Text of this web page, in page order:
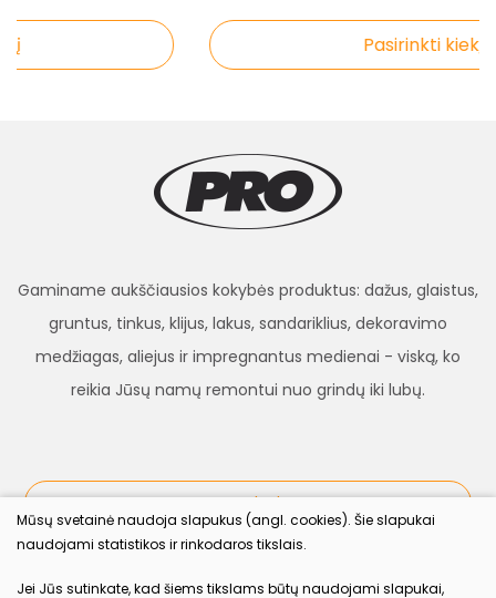
Pasirinkti kiekį
Gaminame aukščiausios kokybės produktus: dažus, glaistus,
gruntus, tinkus, klijus, lakus, sandariklius, dekoravimo
medžiagas, aliejus ir impregnantus medienai - viską, ko
reikia Jūsų namų remontui nuo grindų iki lubų.
procolor.lt
Mūsų svetainė naudoja slapukus (angl. cookies). Šie slapukai
naudojami statistikos ir rinkodaros tikslais.
Jei Jūs sutinkate, kad šiems tikslams būtų naudojami slapukai,